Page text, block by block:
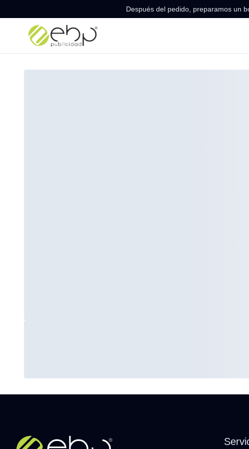
Después del pedido, preparamos un